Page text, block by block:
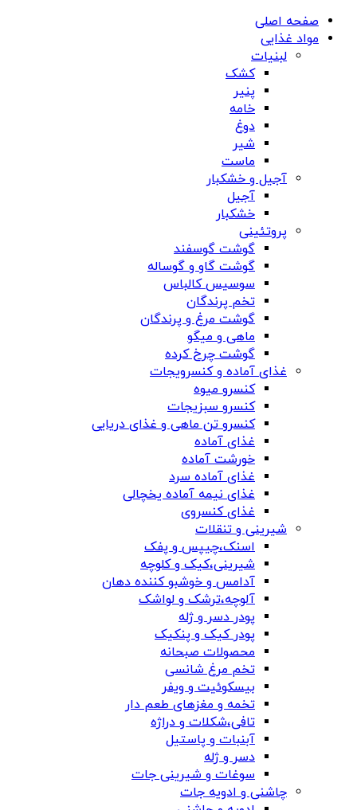
صفحه اصلی
مواد غذایی
لبنیات
کشک
پنیر
خامه
دوغ
شیر
ماست
آجیل و خشکبار
آجیل
خشکبار
پروتئینی
گوشت گوسفند
گوشت گاو و گوساله
سوسیس کالباس
تخم پرندگان
گوشت مرغ و پرندگان
ماهی و میگو
گوشت چرخ کرده
غذای آماده و کنسرویجات
کنسرو میوه
کنسرو سبزیجات
کنسرو تن ماهی و غذای دریایی
غذای آماده
خورشت آماده
غذای آماده سرد
غذای نیمه آماده یخچالی
غذای کنسروی
شیرینی و تنقلات
اسنک،چیپس و پفک
شیرینی،کیک و کلوچه
آدامس و خوشبو کننده دهان
آلوچه،ترشک و لواشک
پودر دسر و ژله
پودر کیک و پنکیک
محصولات صبحانه
تخم مرغ شانسی
بیسکوئیت و ویفر
تخمه و مغزهای طعم دار
تافی،شکلات و دراژه
آبنبات و پاستیل
دسر و ژله
سوغات و شیرینی جات
چاشنی و ادویه جات